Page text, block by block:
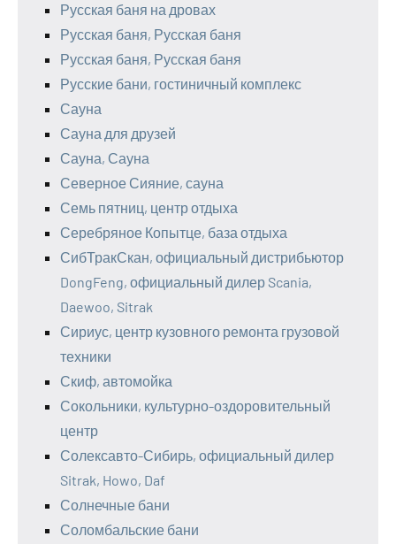
Русская баня на дровах
Русская баня, Русская баня
Русская баня, Русская баня
Русские бани, гостиничный комплекс
Сауна
Сауна для друзей
Сауна, Сауна
Северное Сияние, сауна
Семь пятниц, центр отдыха
Серебряное Копытце, база отдыха
СибТракСкан, официальный дистрибьютор
DongFeng, официальный дилер Scania,
Daewoo, Sitrak
Сириус, центр кузовного ремонта грузовой
техники
Скиф, автомойка
Сокольники, культурно-оздоровительный
центр
Солексавто-Сибирь, официальный дилер
Sitrak, Howo, Daf
Солнечные бани
Соломбальские бани